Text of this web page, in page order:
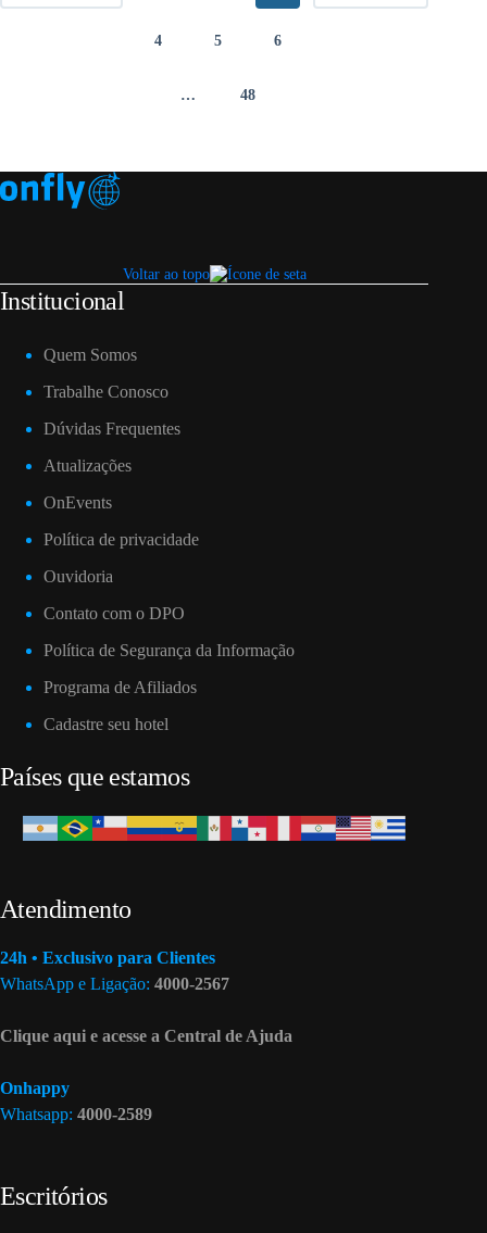
4 5 6
… 48
Voltar ao topo
Institucional
Quem Somos
Trabalhe Conosco
Dúvidas Frequentes
Atualizações
OnEvents
Política de privacidade
Ouvidoria
Contato com o DPO
Política de Segurança da Informação
Programa de Afiliados
Cadastre seu hotel
Países que estamos
Atendimento
24h • Exclusivo para Clientes
WhatsApp e Ligação: 4000-2567
Clique aqui e acesse a Central de Ajuda
Onhappy
Whatsapp: 4000-2589
Escritórios